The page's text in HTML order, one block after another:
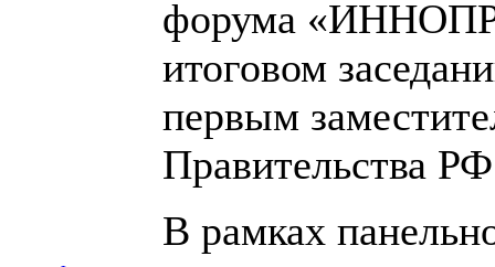
форума
итоговом
первым
Правительства
В рамках